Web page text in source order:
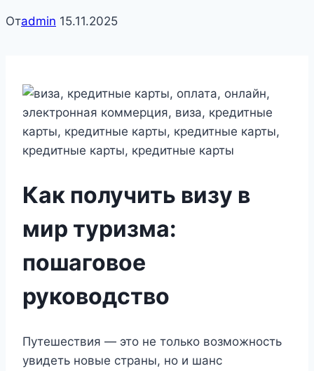
Отadmin 15.11.2025
Как получить визу в
мир туризма:
пошаговое
руководство
Путешествия — это не только возможность
увидеть новые страны, но и шанс